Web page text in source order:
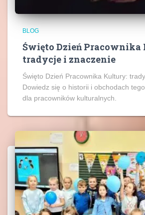
BLOG
Święto Dzień
tradycje i znaczenie
Święto Dzień Pracownika Kultury:
Dowiedz się o historii i obchodach
dla pracowników kulturalnych.